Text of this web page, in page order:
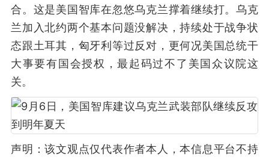
合。这是美国智库在忽悠乌克兰撑着继续打。乌克
兰加入北约两个基本问题没解决，持续处于战争状
态跟土耳其，匈牙利等过反对，更何况美国总统干
大事要有国会授权，最起码过不了美国众议院这
关。
声明：该文观点仅代表作者本人，本信息平台不持